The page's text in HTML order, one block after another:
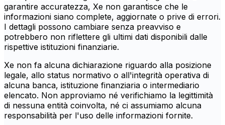
garantire accuratezza, Xe non garantisce che le
informazioni siano complete, aggiornate o prive di errori.
I dettagli possono cambiare senza preavviso e
potrebbero non riflettere gli ultimi dati disponibili dalle
rispettive istituzioni finanziarie.
Xe non fa alcuna dichiarazione riguardo alla posizione
legale, allo status normativo o all'integrità operativa di
alcuna banca, istituzione finanziaria o intermediario
elencato. Non approviamo né verifichiamo la legittimità
di nessuna entità coinvolta, né ci assumiamo alcuna
responsabilità per l'uso delle informazioni fornite.